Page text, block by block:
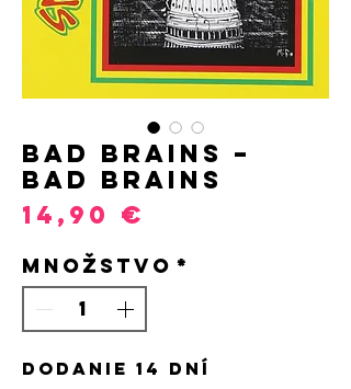
Bad Brains –
Bad Brains
14,90 €
Množstvo *
DODANIE 14 DNÍ